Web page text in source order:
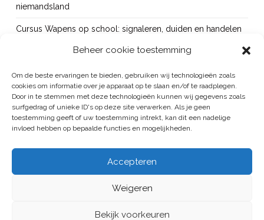
Beheer cookie toestemming
Om de beste ervaringen te bieden, gebruiken wij technologieën zoals
cookies om informatie over je apparaat op te slaan en/of te raadplegen.
Door in te stemmen met deze technologieën kunnen wij gegevens zoals
surfgedrag of unieke ID's op deze site verwerken. Als je geen
toestemming geeft of uw toestemming intrekt, kan dit een nadelige
invloed hebben op bepaalde functies en mogelijkheden.
Accepteren
Weigeren
Bekijk voorkeuren
niemandsland
Cursus Wapens op school: signaleren, duiden en handelen
Bureau Beke ontwikkelt jeugdmonitor Aruba
Vacature: senior onderzoeker
GROEP
ALGEMENE VOORWAARDEN
PUBLICATIES PROJECTEN BUREAU